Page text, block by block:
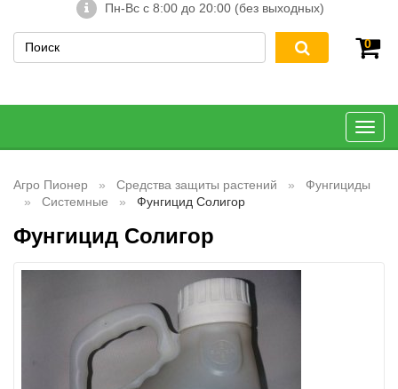
Пн-Вс с 8:00 до 20:00 (без выходных)
0
Агро Пионер Средства защиты растений
Фунгициды
Системные
Фунгицид Солигор
Фунгицид Солигор